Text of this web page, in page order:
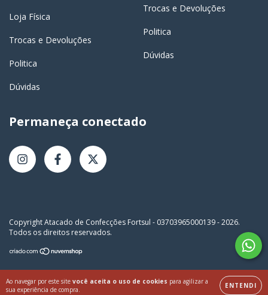
Ao navegar por este site você aceita o uso de cookies para agilizar a
sua experiência de compra.
ENTENDI
Loja Física
Trocas e Devoluções
Politica
Dúvidas
Trocas e Devoluções
Politica
Dúvidas
Permaneça conectado
Copyright Atacado de Confecções Fortsul - 03703965000139 - 2026.
Todos os direitos reservados.